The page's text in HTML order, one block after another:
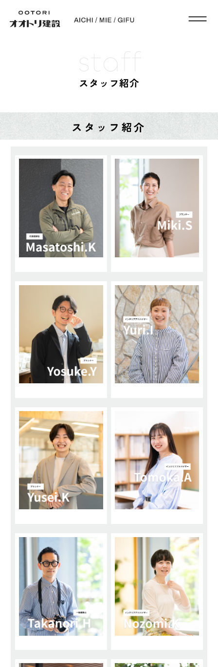
staff
スタッフ紹介
スタッフ紹介